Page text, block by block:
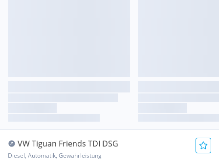
VW Tiguan Friends TDI DSG
Diesel, Automatik, Gewährleistung